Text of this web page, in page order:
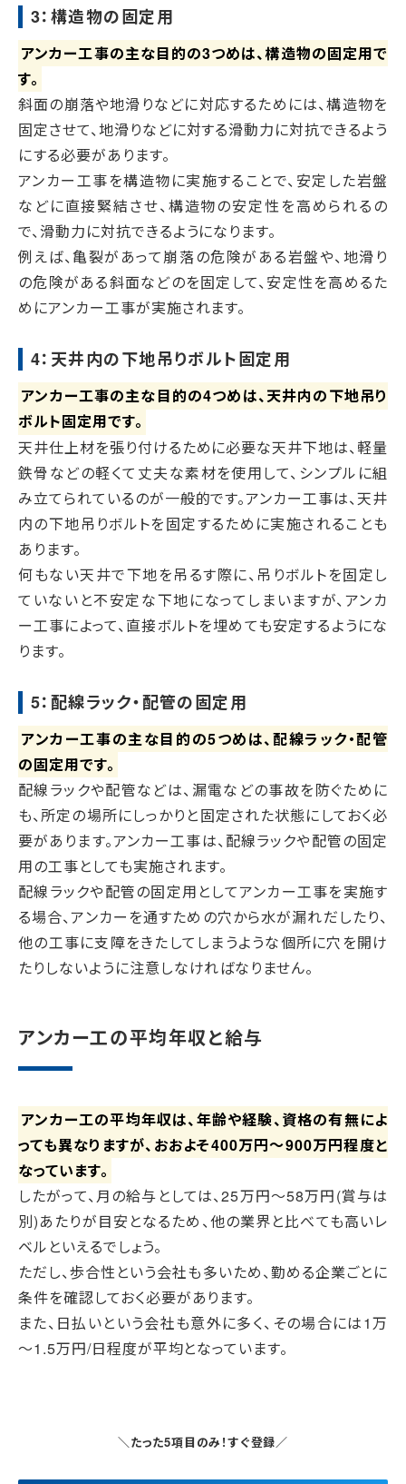
3：構造物の固定用
アンカー工事の主な目的の3つめは、構造物の固定用で
す。
斜面の崩落や地滑りなどに対応するためには、構造物を
固定させて、地滑りなどに対する滑動力に対抗できるよう
にする必要があります。
アンカー工事を構造物に実施することで、安定した岩盤
などに直接緊結させ、構造物の安定性を高められるの
で、滑動力に対抗できるようになります。
例えば、亀裂があって崩落の危険がある岩盤や、地滑り
の危険がある斜面などのを固定して、安定性を高めるた
めにアンカー工事が実施されます。
4：天井内の下地吊りボルト固定用
アンカー工事の主な目的の4つめは、天井内の下地吊り
ボルト固定用です。
天井仕上材を張り付けるために必要な天井下地は、軽量
鉄骨などの軽くて丈夫な素材を使用して、シンプルに組
み立てられているのが一般的です。アンカー工事は、天井
内の下地吊りボルトを固定するために実施されることも
あります。
何もない天井で下地を吊るす際に、吊りボルトを固定し
ていないと不安定な下地になってしまいますが、アンカ
ー工事によって、直接ボルトを埋めても安定するようにな
ります。
5：配線ラック・配管の固定用
アンカー工事の主な目的の5つめは、配線ラック・配管
の固定用です。
配線ラックや配管などは、漏電などの事故を防ぐために
も、所定の場所にしっかりと固定された状態にしておく必
要があります。アンカー工事は、配線ラックや配管の固定
用の工事としても実施されます。
配線ラックや配管の固定用としてアンカー工事を実施す
る場合、アンカーを通すための穴から水が漏れだしたり、
他の工事に支障をきたしてしまうような個所に穴を開け
たりしないように注意しなければなりません。
アンカー工の平均年収と給与
アンカー工の平均年収は、年齢や経験、資格の有無によ
っても異なりますが、おおよそ400万円～900万円程度と
なっています。
したがって、月の給与としては、25万円～58万円(賞与は
別)あたりが目安となるため、他の業界と比べても高いレ
ベルといえるでしょう。
ただし、歩合性という会社も多いため、勤める企業ごとに
条件を確認しておく必要があります。
また、日払いという会社も意外に多く、その場合には1万
～1.5万円/日程度が平均となっています。
＼たった5項目のみ！すぐ登録／